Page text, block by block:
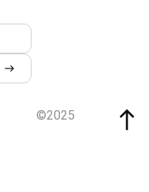
©2025